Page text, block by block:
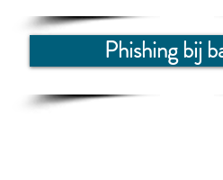
Phishing bij